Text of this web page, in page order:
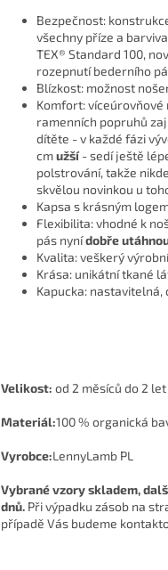
Bezpečnost:
všechny příze a
TEX® Standard 100,
rozepnutí bederního
Blízkost: možnost
Komfort:
ramenních popruhů
dítěte - v každé fázi
cmužší- sedí ještě
polstrování, takže
skvělou novinkou u
Kapsa s krásným
Flexibilita: vhodné k
pás nynídobře
Kvalita: veškerý
Krása: unikátní tkané
Kapucka:
Velikost: od 2 měsíců do 2 let
Materiál:100 % organická
Vyrobce:LennyLamb PL
Vybrané vzory skladem,
dnů. Při výpadku zásob na
případě Vás budeme